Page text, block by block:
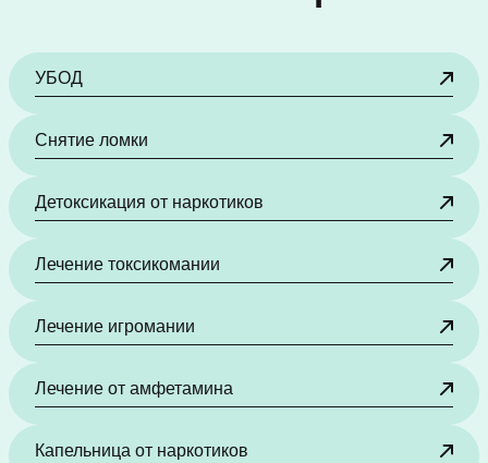
УБОД
Снятие ломки
Детоксикация от наркотиков
Лечение токсикомании
Лечение игромании
Лечение от амфетамина
Капельница от наркотиков